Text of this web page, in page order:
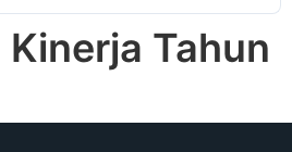
Tahun